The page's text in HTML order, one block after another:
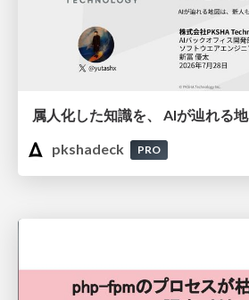
属人化した知識を、 AIが辿れる
pkshadeck
PRO